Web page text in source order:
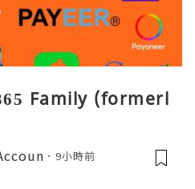
Family (formerl
9小時前